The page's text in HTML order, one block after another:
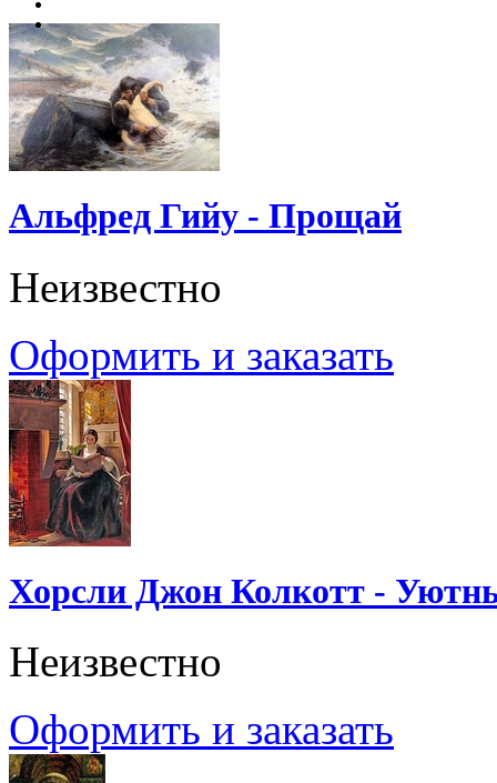
Альфред Гийу - Прощай
Неизвестно
Оформить и заказать
Хорсли Джон Колкотт -
Неизвестно
Оформить и заказать